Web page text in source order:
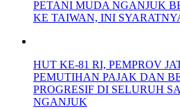
PETANI MUDA NGANJUK
KE TAIWAN, INI
HUT KE-81 RI, PEMPROV
PEMUTIHAN PAJAK DAN
PROGRESIF DI SELURUH
NGANJUK